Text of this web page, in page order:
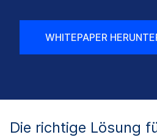
WHITEPAPER
Die richtige Lösung